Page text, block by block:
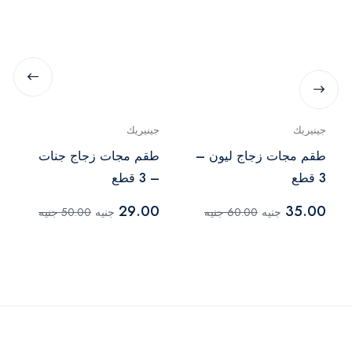
جينيريك
طقم مجات زجاج ليون –
3 قطع
35.00 جنيه 60.00 جنيه
جينيريك
طقم مجات زجاج جنات
– 3 قطع
29.00 جنيه 50.00 جنيه